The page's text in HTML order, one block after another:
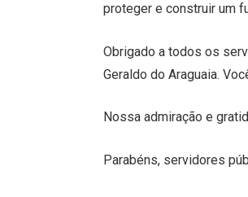
proteger e construir um
Obrigado a todos os
Geraldo do Araguaia.
Nossa admiração e
Parabéns, servidores